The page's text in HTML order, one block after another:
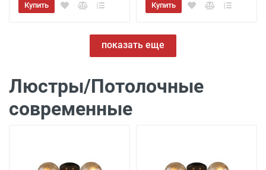
Купить Купить
показать еще
Люстры/Потолочные
современные